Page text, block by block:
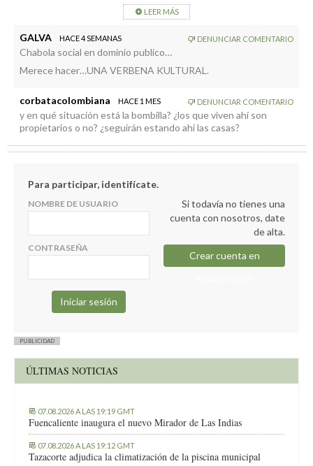
LEER MÁS
GALVA HACE 4 SEMANAS DENUNCIAR COMENTARIO
Chabola social en dominio publico…
Merece hacer…UNA VERBENA KULTURAL.
corbatacolombiana HACE 1 MES DENUNCIAR COMENTARIO
y en qué situación está la bombilla? ¿los que viven ahí son
propietarios o no? ¿seguirán estando ahí las casas?
Para participar, identifícate.
NOMBRE DE USUARIO
CONTRASEÑA
Si todavía no tienes una
cuenta con nosotros, date
de alta.
Crear cuenta en
PUBLICIDAD
ÚLTIMAS NOTICIAS
07.08.2026 A LAS 19:19 GMT
Fuencaliente inaugura el nuevo Mirador de Las Indias
07.08.2026 A LAS 19:12 GMT
Tazacorte adjudica la climatización de la piscina municipal